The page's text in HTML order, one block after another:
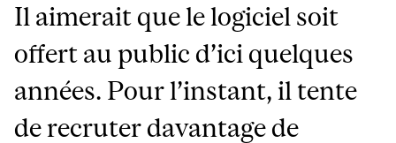
Il aimerait que le logiciel soit
offert au public d’ici quelques
années. Pour l’instant, il tente
de recruter davantage de